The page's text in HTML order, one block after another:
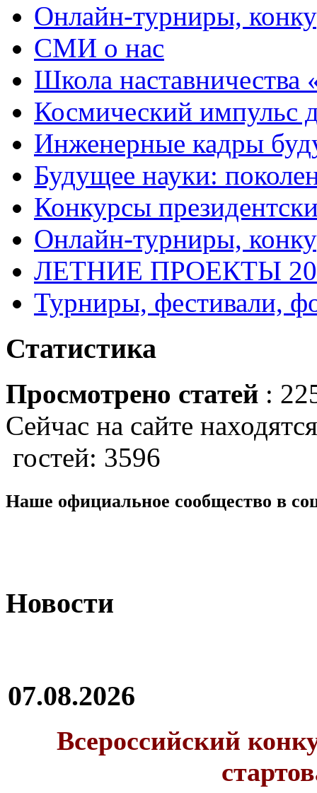
Онлайн-турниры,
СМИ о нас
Школа
Космический импульс
Инженерные кадры
Будущее науки:
Конкурсы
Онлайн-турниры,
ЛЕТНИЕ ПРОЕКТЫ
Турниры, фестивали,
Статистика
Просмотрено статей :
Сейчас на сайте
гостей: 3596
Наше официальное сообщество в
Новости
07.08.2026
Всероссийский